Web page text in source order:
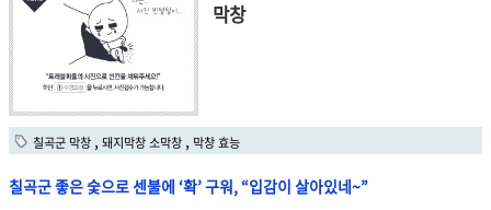
막창
칠곡군 막창 돼지막창 소막창 막창 효능
칠곡군 좋은 숯으로 센불에 ‘확’ 구워, “입감이 살아있네~”